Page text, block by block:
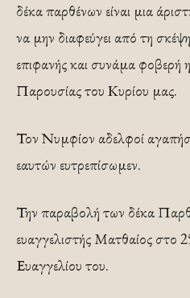
δέκα παρθένων είναι μια
να μην διαφεύγει από τη
επιφανής και συνάμα φοβερή
Παρουσίας του Κυρίου μας.
Τον Νυμφίον αδελφοί
εαυτών ευτρεπίσωμεν.
Την παραβολή των δέκα
ευαγγελιστής Ματθαίος στο
Ευαγγελίου του.